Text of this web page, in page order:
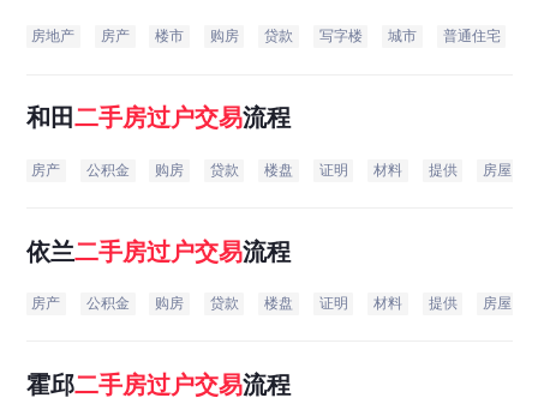
房地产 房产 楼市 购房 贷款 写字楼 城市 普通住宅
和田二手房过户交易流程
房产 公积金 购房 贷款 楼盘 证明 材料 提供 房屋
依兰二手房过户交易流程
房产 公积金 购房 贷款 楼盘 证明 材料 提供 房屋
霍邱二手房过户交易流程